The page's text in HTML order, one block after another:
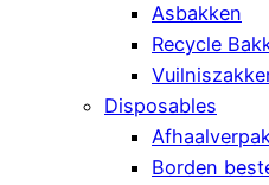
Asbakken
Recycle
Disposables
Borden